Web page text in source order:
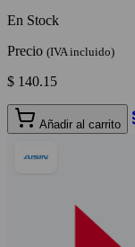
En Stock
Precio (IVA incluido)
$ 140.15
Añadir al carrito